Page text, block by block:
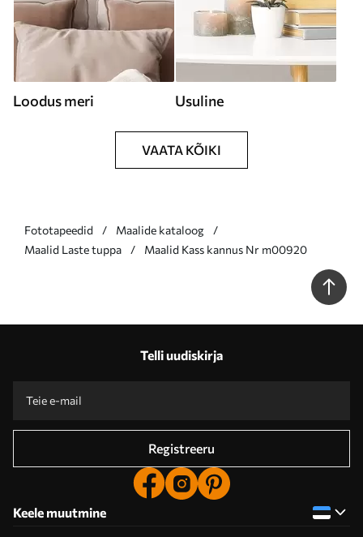
Loodus meri Usuline
VAATA KÕIKI
Fototapeedid
Maalide kataloog
Maalid Laste tuppa
Maalid Kass kannus Nr m00920
Telli uudiskirja
Registreeru
Keele muutmine